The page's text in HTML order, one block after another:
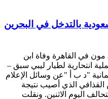
بالتدخل في البحرين
مون في القاهرة وفاة ابن
انتحارية لطيار ليبي سبق –
"د ب أ "عن وسائل الإعلام
القذافي الذي أصيب نتيجة
اليوم الاثنين. ونقلت